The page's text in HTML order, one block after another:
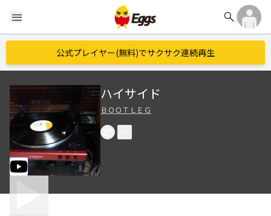
menu search
公式プレイヤー(無料)でサクサク連続再生
ハイサイド
ＢＯＯＴＬＥＧ